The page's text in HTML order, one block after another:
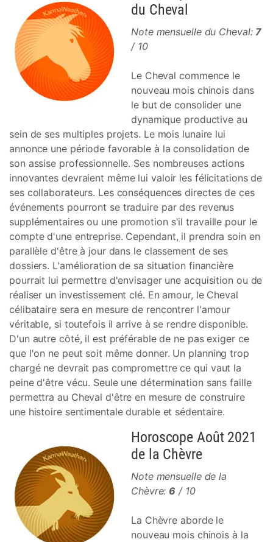
du Cheval
Note mensuelle du Cheval: 7
/ 10
Le Cheval commence le
nouveau mois chinois dans
le but de consolider une
dynamique productive au
sein de ses multiples projets. Le mois lunaire lui
annonce une période favorable à la consolidation de
son assise professionnelle. Ses nombreuses actions
innovantes devraient même lui valoir les félicitations de
ses collaborateurs. Les conséquences directes de ces
événements pourront se traduire par des revenus
supplémentaires ou une promotion s'il travaille pour le
compte d'une entreprise. Cependant, il prendra soin en
parallèle d'être à jour dans le classement de ses
dossiers. L'amélioration de sa situation financière
pourrait lui permettre d'envisager une acquisition ou de
réaliser un investissement clé. En amour, le Cheval
célibataire sera en mesure de rencontrer l'amour
véritable, si toutefois il arrive à se rendre disponible.
D'un autre côté, il est préférable de ne pas exiger ce
que l'on ne peut soit même donner. Un planning trop
chargé ne devrait pas compromettre ce qui vaut la
peine d'être vécu. Seule une détermination sans faille
permettra au Cheval d'être en mesure de construire
une histoire sentimentale durable et sédentaire.
Horoscope Août 2021
de la Chèvre
Note mensuelle de la
Chèvre: 6 / 10
La Chèvre aborde le
nouveau mois chinois à la